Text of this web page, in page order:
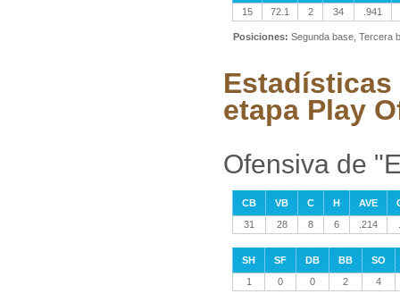
15
72.1 2 34 .941
Posiciones: Segunda base, Tercera
Estadísticas
etapa Play
Ofensiva de
CB VB C H AVE
31
28 8 6 .214
SH SF DB BB
SO
1
0 0 2 4